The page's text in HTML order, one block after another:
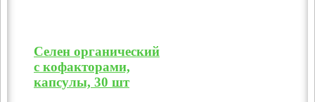
Селен органический
с кофакторами,
капсулы, 30 шт